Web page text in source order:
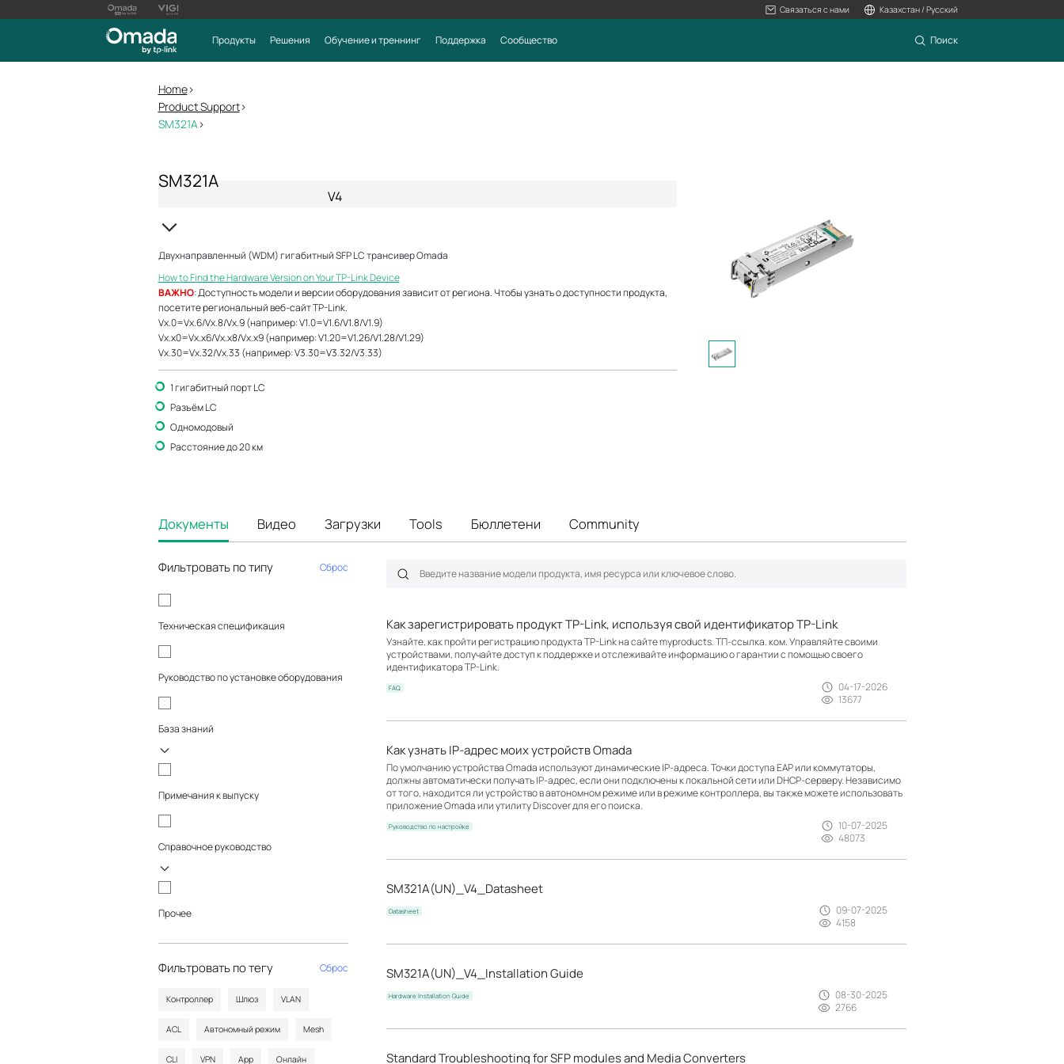
Связаться с нами Казахстан / Русский
Продукты Решения Обучение и треннинг Поддержка Сообщество Поиск
Home>
Product Support>
SM321A>
SM321A
V4
Двухнаправленный (WDM) гигабитный SFP LC трансивер Omada
How to Find the Hardware Version on Your TP-Link Device
ВАЖНО: Доступность модели и версии оборудования зависит от региона. Чтобы узнать о доступности продукта,
посетите региональный веб-сайт TP-Link.
Vx.0=Vx.6/Vx.8/Vx.9 (например: V1.0=V1.6/V1.8/V1.9)
Vx.x0=Vx.x6/Vx.x8/Vx.x9 (например: V1.20=V1.26/V1.28/V1.29)
Vx.30=Vx.32/Vx.33 (например: V3.30=V3.32/V3.33)
1 гигабитный порт LC
Разъём LC
Одномодовый
Расстояние до 20 км
Документы Видео Загрузки Tools Бюллетени Community
Фильтровать по типу Сброс
Техническая спецификация
Руководство по установке оборудования
База знаний
Примечания к выпуску
Справочное руководство
Прочее
Фильтровать по тегу Сброс
Контроллер Шлюз VLAN
ACL Автономный режим Mesh
CLI VPN App Онлайн
Как зарегистрировать продукт TP-Link, используя свой идентификатор TP-Link
Узнайте, как пройти регистрацию продукта TP-Link на сайте myproducts. ТП-ссылка. ком. Управляйте своими
устройствами, получайте доступ к поддержке и отслеживайте информацию о гарантии с помощью своего
идентификатора TP-Link.
FAQ
04-17-2026
13677
Как узнать IP-адрес моих устройств Omada
По умолчанию устройства Omada используют динамические IP-адреса. Точки доступа EAP или коммутаторы,
должны автоматически получать IP-адрес, если они подключены к локальной сети или DHCP-серверу. Независимо
от того, находится ли устройство в автономном режиме или в режиме контроллера, вы также можете использовать
приложение Omada или утилиту Discover для его поиска.
Руководство по настройке
10-07-2025
48073
SM321A(UN)_V4_Datasheet
Datasheet
09-07-2025
4158
SM321A(UN)_V4_Installation Guide
Hardware Installation Guide
08-30-2025
2766
Standard Troubleshooting for SFP modules and Media Converters